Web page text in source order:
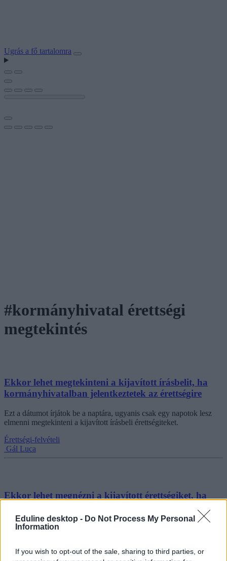
Eduline desktop - Do Not Process My Personal
Information
If you wish to opt-out of the sale, sharing to third parties, or
Ugrás a fő tartalomra
#kormányhivatal érettségi
megtekintés
Ekkor lehet megtekinteni a kijavított írásbelit, ha
kormányhivatalban jelentkeztetek az érettségire
Ezt a dátumot írjátok be a naptára, ugyanis csak egy napotok lesz
elmenni megtekinteni a kijavított írásbeli érettségiteket.
Érettségi-felvételi
Gál Luca
Ekkor lehet megnézni a kijavított érettségiket, ha
Mutatjuk, mikor lesz a megtekintés.
Gál Luca